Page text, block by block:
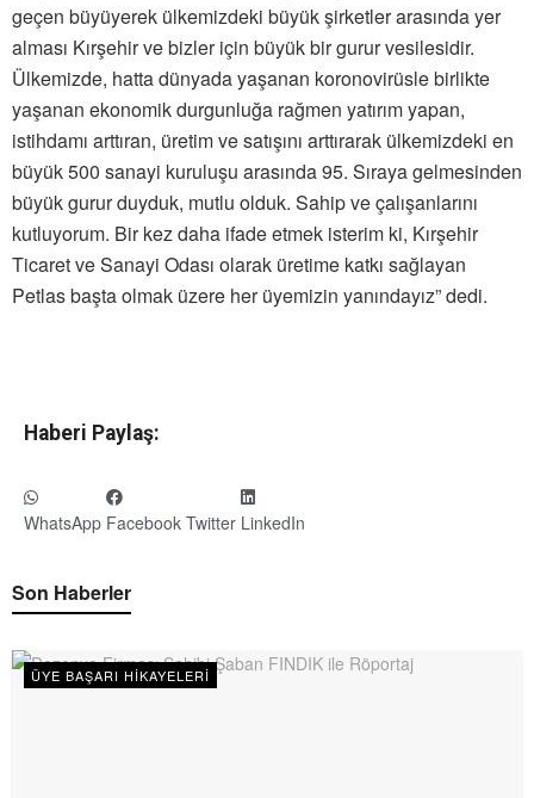
geçen büyüyerek ülkemizdeki büyük şirketler arasında yer
alması Kırşehir ve bizler için büyük bir gurur vesilesidir.
Ülkemizde, hatta dünyada yaşanan koronovirüsle birlikte
yaşanan ekonomik durgunluğa rağmen yatırım yapan,
istihdamı arttıran, üretim ve satışını arttırarak ülkemizdeki en
büyük 500 sanayi kuruluşu arasında 95. Sıraya gelmesinden
büyük gurur duyduk, mutlu olduk. Sahip ve çalışanlarını
kutluyorum. Bir kez daha ifade etmek isterim ki, Kırşehir
Ticaret ve Sanayi Odası olarak üretime katkı sağlayan
Petlas başta olmak üzere her üyemizin yanındayız” dedi.
Haberi Paylaş:
WhatsApp Facebook Twitter LinkedIn
Son Haberler
ÜYE BAŞARI HIKAYELERI